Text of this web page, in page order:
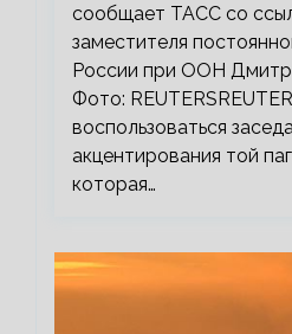
сообщает ТАСС со
заместителя
России при ООН
Фото:
воспользоваться
акцентирования той
которая…